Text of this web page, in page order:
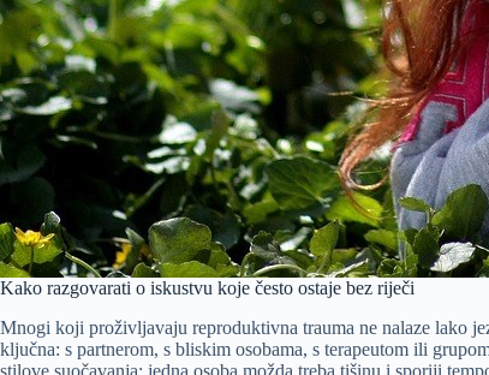
Kako razgovarati o iskustvu koje često ostaje bez riječi
Mnogi koji proživljavaju reproduktivna trauma ne nalaze lako
ključna: s partnerom, s bliskim osobama, s terapeutom ili
stilove suočavanja: jedna osoba možda treba tišinu i sporiji